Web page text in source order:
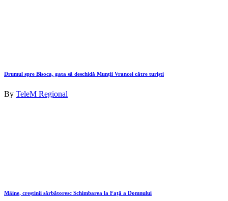
Drumul spre Bisoca, gata să deschidă Munții Vrancei către turiști
By TeleM Regional
Mâine, creștinii sărbătoresc Schimbarea la Față a Domnului